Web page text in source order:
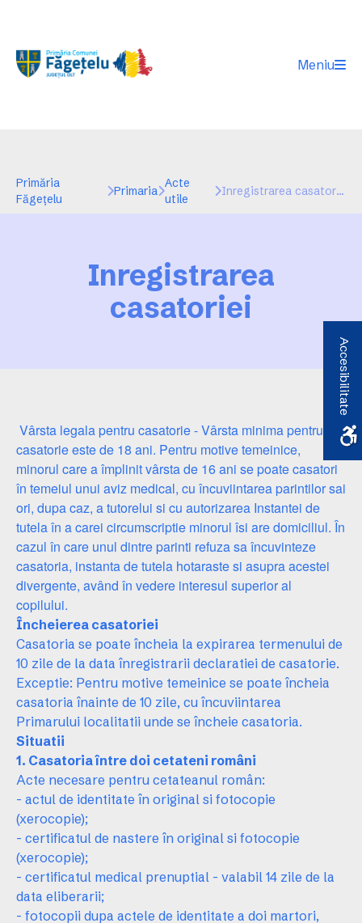
Meniu
Primăria
Făgeţelu
Primaria
Acte
utile
Inregistrarea casatoriei
Inregistrarea
casatoriei
Vârsta legala pentru casatorie - Vârsta minima pentru
casatorie este de 18 ani. Pentru motive temeinice,
minorul care a împlinit vârsta de 16 ani se poate casatori
în temeiul unui aviz medical, cu încuviintarea parintilor sai
ori, dupa caz, a tutorelui si cu autorizarea Instantei de
tutela în a carei circumscriptie minorul îsi are domiciliul. În
cazul în care unul dintre parinti refuza sa încuvinteze
casatoria, instanta de tutela hotaraste si asupra acestei
divergente, având în vedere interesul superior al
copilului.
Încheierea casatoriei
Casatoria se poate încheia la expirarea termenului de
10 zile de la data înregistrarii declaratiei de casatorie.
Exceptie: Pentru motive temeinice se poate încheia
casatoria înainte de 10 zile, cu încuviintarea
Primarului localitatii unde se încheie casatoria.
Situatii
1. Casatoria între doi cetateni români
Acte necesare pentru cetateanul român:
- actul de identitate în original si fotocopie
(xerocopie);
- certificatul de nastere în original si fotocopie
(xerocopie);
- certificatul medical prenuptial - valabil 14 zile de la
data eliberarii;
- fotocopii dupa actele de identitate a doi martori,
Accesibilitate